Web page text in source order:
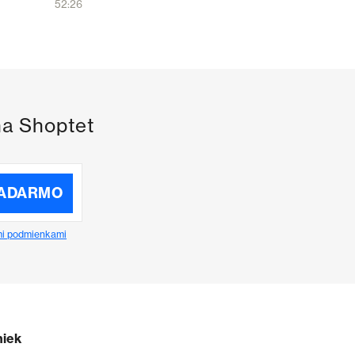
52:26
Shoptet
podmienkami